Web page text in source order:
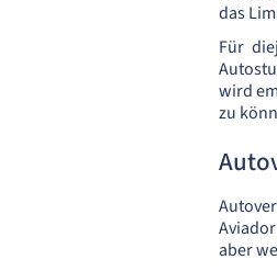
das
Für
wird
zu
aber